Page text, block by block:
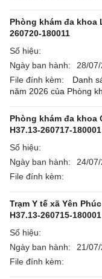
Phòng khám đa khoa
260720-180011
Số hiệu:
Ngày ban hành:
28/
File đính kèm:
Danh
năm 2026 của Phòng
Phòng khám đa khoa
H37.13-260717-180001
Số hiệu:
Ngày ban hành:
24/
File đính kèm:
Trạm Y tế xã Yên
H37.13-260715-180001
Số hiệu:
Ngày ban hành:
21/
File đính kèm: